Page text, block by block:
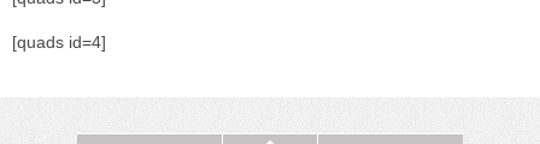
[quads id=4]